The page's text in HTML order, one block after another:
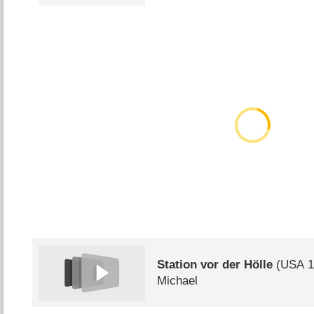
Station vor der Hölle (USA
Michael